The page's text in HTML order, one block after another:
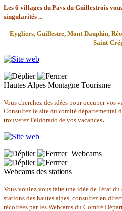
Les 6 villages du Pays du Guillestrois
singularités ...
Eygliers, Guillestre, Mont-Dauphin,
Saint-
Hautes Alpes Montagne Tourisme
Vous cherchez des idées pour occuper vos
Consultez le site du comité départemental
trouverez l'eldorado de vos vacances.
Webcams
Webcams des stations
Vous voulez vous faire une idée de l'état
stations des hautes alpes, consultez en
récoltées par les Webcams du Comité